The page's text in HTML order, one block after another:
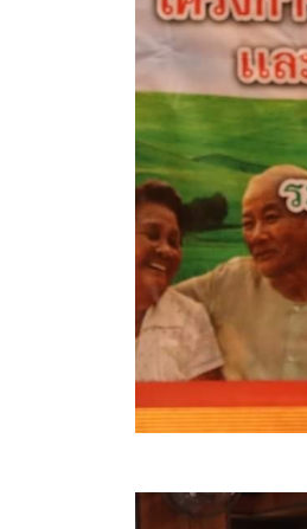
การประเมินความพึงพอ
ขั้นตอนและวิธีการชำระภ
แบบฟอร์มการชำระภาษีฯ
การบริการแบบเบ็ดเสร็
หนังสือสั่งการ
สรุปผลการปฏิบัติงานประ
ระเบียบพัสดุฯ การจัดซื้อ
การเสริมสร้างคุณธรรมจ